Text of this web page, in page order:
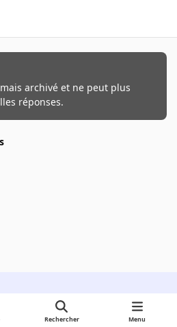
archivé et ne peut plus
réponses.
Rechercher Menu